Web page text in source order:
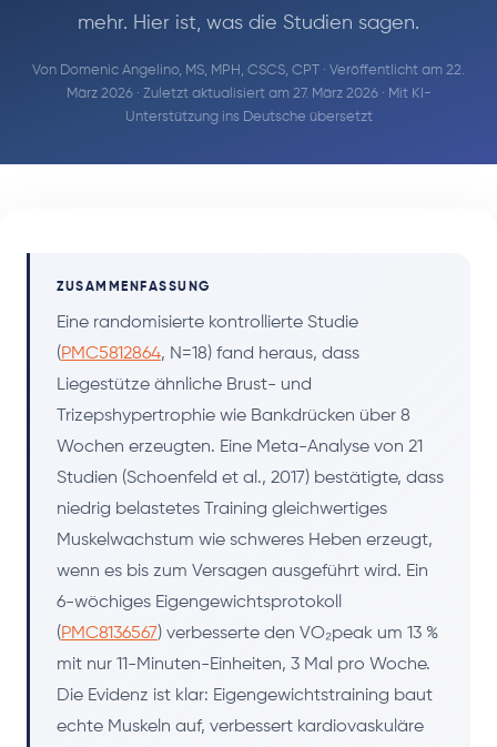
mehr. Hier ist, was die Studien sagen.
Von Domenic Angelino, MS, MPH, CSCS, CPT · Veröffentlicht am 22.
März 2026 · Zuletzt aktualisiert am 27. März 2026 · Mit KI-
Unterstützung ins Deutsche übersetzt
ZUSAMMENFASSUNG
Eine randomisierte kontrollierte Studie
(PMC5812864, N=18) fand heraus, dass
Liegestütze ähnliche Brust- und
Trizepshypertrophie wie Bankdrücken über 8
Wochen erzeugten. Eine Meta-Analyse von 21
Studien (Schoenfeld et al., 2017) bestätigte, dass
niedrig belastetes Training gleichwertiges
Muskelwachstum wie schweres Heben erzeugt,
wenn es bis zum Versagen ausgeführt wird. Ein
6-wöchiges Eigengewichtsprotokoll
(PMC8136567) verbesserte den VO₂peak um 13 %
mit nur 11-Minuten-Einheiten, 3 Mal pro Woche.
Die Evidenz ist klar: Eigengewichtstraining baut
echte Muskeln auf, verbessert kardiovaskuläre